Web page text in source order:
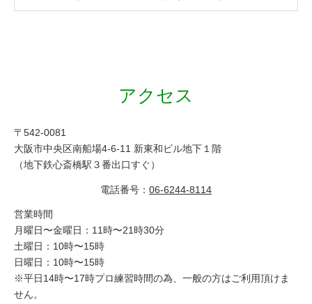
アクセス
〒542-0081
大阪市中央区南船場4-6-11 新東和ビル地下１階
（地下鉄心斎橋駅３番出口すぐ）
電話番号： 06-6244-8114
営業時間
月曜日〜金曜日：11時〜21時30分
土曜日：10時〜15時
日曜日：10時〜15時
※平日14時〜17時プロ練習時間の為、一般の方はご利用頂けま
せん。